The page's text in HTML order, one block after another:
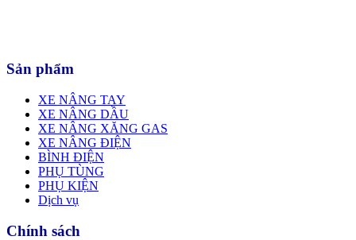
Sản phẩm
XE NÂNG TAY
XE NÂNG DẦU
XE NÂNG XĂNG GAS
XE NÂNG ĐIỆN
BÌNH ĐIỆN
PHỤ TÙNG
PHỤ KIỆN
Dịch vụ
Chính sách